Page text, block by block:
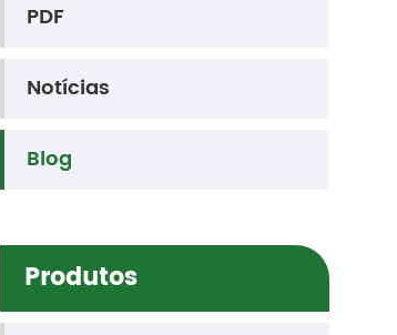
PDF
Notícias
Blog
Produtos